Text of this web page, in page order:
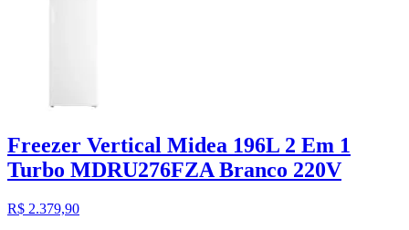
Freezer Vertical Midea 196L 2 Em 1
Turbo MDRU276FZA Branco 220V
R$ 2.379,90